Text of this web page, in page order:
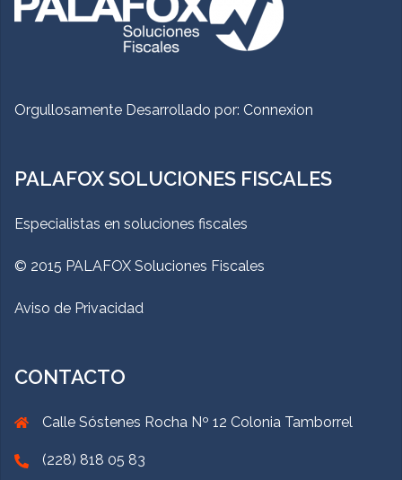
Orgullosamente Desarrollado por: Connexion
PALAFOX SOLUCIONES FISCALES
Especialistas en soluciones fiscales
© 2015 PALAFOX Soluciones Fiscales
Aviso de Privacidad
CONTACTO
Calle Sóstenes Rocha Nº 12 Colonia Tamborrel
(228) 818 05 83